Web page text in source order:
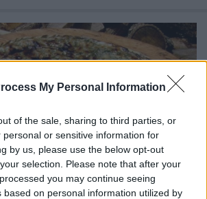
My Personal Information
of the sale, sharing to third parties, or
personal or sensitive information for
by us, please use the below opt-out
selection. Please note that after your
you may continue seeing
based on personal information utilized by